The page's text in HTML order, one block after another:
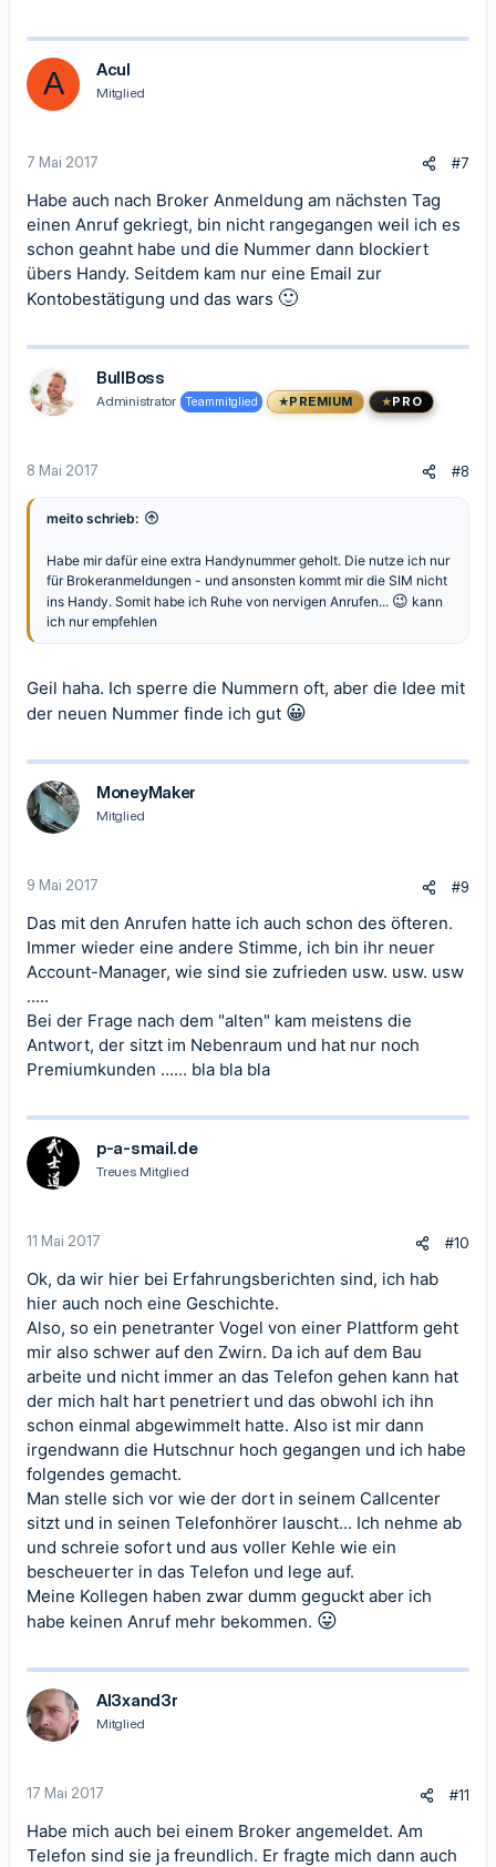
A Acul
Mitglied
7 Mai 2017 #7
Habe auch nach Broker Anmeldung am nächsten Tag
einen Anruf gekriegt, bin nicht rangegangen weil ich es
schon geahnt habe und die Nummer dann blockiert
übers Handy. Seitdem kam nur eine Email zur
Kontobestätigung und das wars 🙂
BullBoss
Administrator Teammitglied PREMIUM PRO
8 Mai 2017 #8
meito schrieb:
Habe mir dafür eine extra Handynummer geholt. Die nutze ich nur
für Brokeranmeldungen - und ansonsten kommt mir die SIM nicht
ins Handy. Somit habe ich Ruhe von nervigen Anrufen... 😉 kann
ich nur empfehlen
Geil haha. Ich sperre die Nummern oft, aber die Idee mit
der neuen Nummer finde ich gut 😀
MoneyMaker
Mitglied
9 Mai 2017 #9
Das mit den Anrufen hatte ich auch schon des öfteren.
Immer wieder eine andere Stimme, ich bin ihr neuer
Account-Manager, wie sind sie zufrieden usw. usw. usw
.....
Bei der Frage nach dem "alten" kam meistens die
Antwort, der sitzt im Nebenraum und hat nur noch
Premiumkunden ...... bla bla bla
p-a-smail.de
Treues Mitglied
11 Mai 2017 #10
Ok, da wir hier bei Erfahrungsberichten sind, ich hab
hier auch noch eine Geschichte.
Also, so ein penetranter Vogel von einer Plattform geht
mir also schwer auf den Zwirn. Da ich auf dem Bau
arbeite und nicht immer an das Telefon gehen kann hat
der mich halt hart penetriert und das obwohl ich ihn
schon einmal abgewimmelt hatte. Also ist mir dann
irgendwann die Hutschnur hoch gegangen und ich habe
folgendes gemacht.
Man stelle sich vor wie der dort in seinem Callcenter
sitzt und in seinen Telefonhörer lauscht... Ich nehme ab
und schreie sofort und aus voller Kehle wie ein
bescheuerter in das Telefon und lege auf.
Meine Kollegen haben zwar dumm geguckt aber ich
habe keinen Anruf mehr bekommen. 😛
Al3xand3r
Mitglied
17 Mai 2017 #11
Habe mich auch bei einem Broker angemeldet. Am
Telefon sind sie ja freundlich. Er fragte mich dann auch